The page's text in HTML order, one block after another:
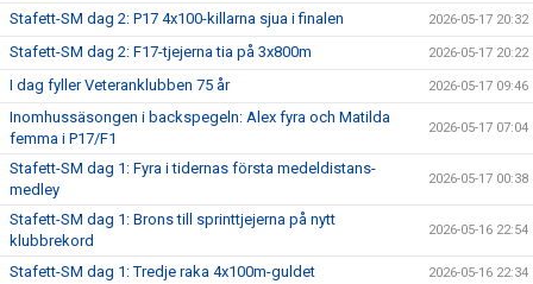
Stafett-SM dag 2: P17 4x100-killarna sjua i finalen 2026-05-17 20:32
Stafett-SM dag 2: F17-tjejerna tia på 3x800m 2026-05-17 20:22
I dag fyller Veteranklubben 75 år 2026-05-17 09:46
Inomhussäsongen i backspegeln: Alex fyra och Matilda
femma i P17/F1
2026-05-17 07:04
Stafett-SM dag 1: Fyra i tidernas första medeldistans-
medley
2026-05-17 00:38
Stafett-SM dag 1: Brons till sprinttjejerna på nytt
klubbrekord
2026-05-16 22:54
Stafett-SM dag 1: Tredje raka 4x100m-guldet 2026-05-16 22:34